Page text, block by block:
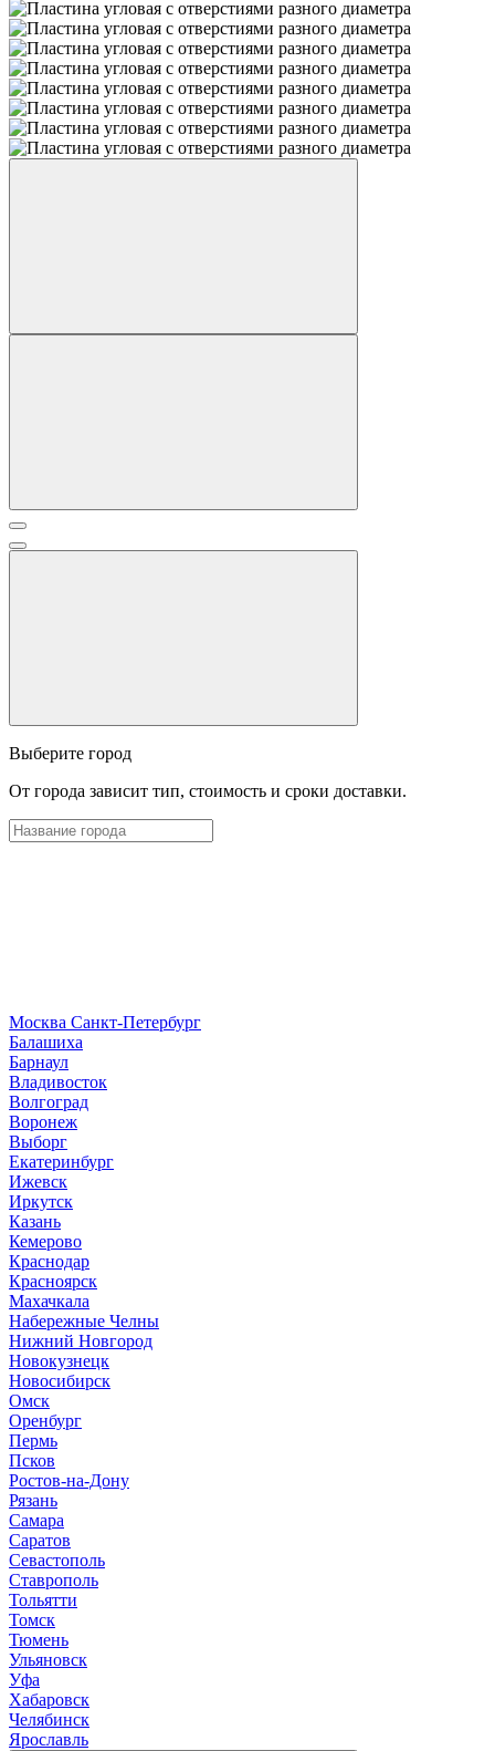
Выберите город
От города зависит тип, стоимость и сроки доставки.
Москва Санкт-Петербург
Балашиха
Барнаул
Владивосток
Волгоград
Воронеж
Выборг
Екатеринбург
Ижевск
Иркутск
Казань
Кемерово
Краснодар
Красноярск
Махачкала
Набережные Челны
Нижний Новгород
Новокузнецк
Новосибирск
Омск
Оренбург
Пермь
Псков
Ростов-на-Дону
Рязань
Самара
Саратов
Севастополь
Ставрополь
Тольятти
Томск
Тюмень
Ульяновск
Уфа
Хабаровск
Челябинск
Ярославль